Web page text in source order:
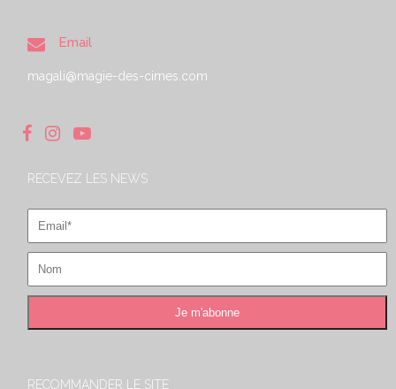
Email
magali@magie-des-cimes.com
RECEVEZ LES NEWS
RECOMMANDER LE SITE